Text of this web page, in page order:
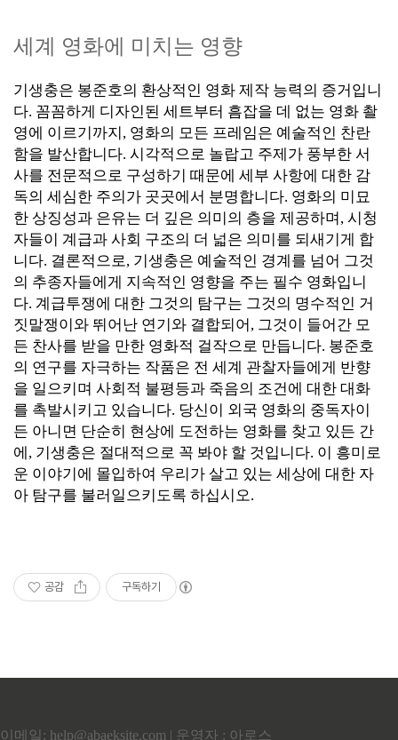
세계 영화에 미치는 영향
기생충은 봉준호의 환상적인 영화 제작 능력의 증거입니
다. 꼼꼼하게 디자인된 세트부터 흠잡을 데 없는 영화 촬
영에 이르기까지, 영화의 모든 프레임은 예술적인 찬란
함을 발산합니다. 시각적으로 놀랍고 주제가 풍부한 서
사를 전문적으로 구성하기 때문에 세부 사항에 대한 감
독의 세심한 주의가 곳곳에서 분명합니다. 영화의 미묘
한 상징성과 은유는 더 깊은 의미의 층을 제공하며, 시청
자들이 계급과 사회 구조의 더 넓은 의미를 되새기게 합
니다. 결론적으로, 기생충은 예술적인 경계를 넘어 그것
의 추종자들에게 지속적인 영향을 주는 필수 영화입니
다. 계급투쟁에 대한 그것의 탐구는 그것의 명수적인 거
짓말쟁이와 뛰어난 연기와 결합되어, 그것이 들어간 모
든 찬사를 받을 만한 영화적 걸작으로 만듭니다. 봉준호
의 연구를 자극하는 작품은 전 세계 관찰자들에게 반향
을 일으키며 사회적 불평등과 죽음의 조건에 대한 대화
를 촉발시키고 있습니다. 당신이 외국 영화의 중독자이
든 아니면 단순히 현상에 도전하는 영화를 찾고 있든 간
에, 기생충은 절대적으로 꼭 봐야 할 것입니다. 이 흥미로
운 이야기에 몰입하여 우리가 살고 있는 세상에 대한 자
아 탐구를 불러일으키도록 하십시오.
공감 구독하기
이메일: help@abaeksite.com | 운영자 : 아로스